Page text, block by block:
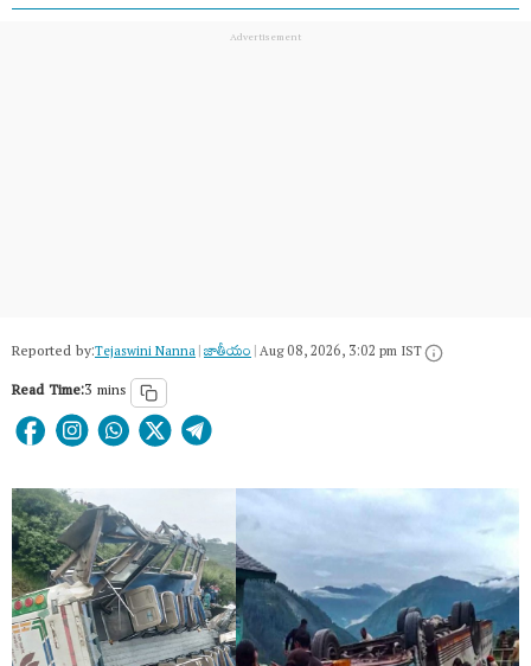
Reported by:Tejaswini Nanna|జాతీయం|Aug 08, 2026, 3:02 pm IST
Read Time:3 mins